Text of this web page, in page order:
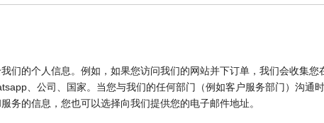
的个人信息。例如，如果您访问我们的网站并下订单，我们会收集您
、公司、国家。当您与我们的任何部门（例如客户服务部门）沟通
务的信息，您也可以选择向我们提供您的电子邮件地址。